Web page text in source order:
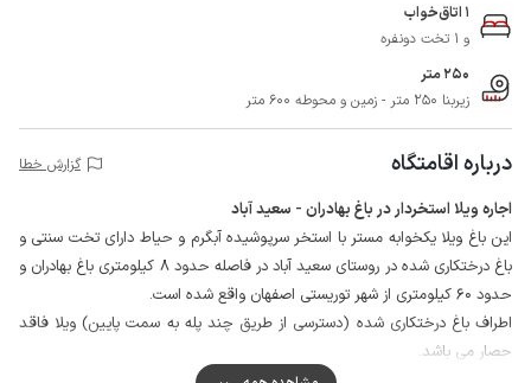
1 اتاق‌خواب
و 1 تخت دونفره
250 متر
زیربنا 250 متر - زمین و محوطه 600 متر
درباره اقامتگاه گزارش خطا
اجاره ویلا استخردار در باغ بهادران - سعید آباد
این باغ ویلا یکخوابه مستر با استخر سرپوشیده آبگرم و حیاط دارای تخت سنتی و
باغ درختکاری شده در روستای سعید آباد در فاصله حدود 8 کیلومتری باغ بهادران و
حدود 60 کیلومتری از شهر توریستی اصفهان واقع شده است.
اطراف باغ درختکاری شده (دسترسی از طریق چند پله به سمت پایین) ویلا فاقد
حصار می باشد.